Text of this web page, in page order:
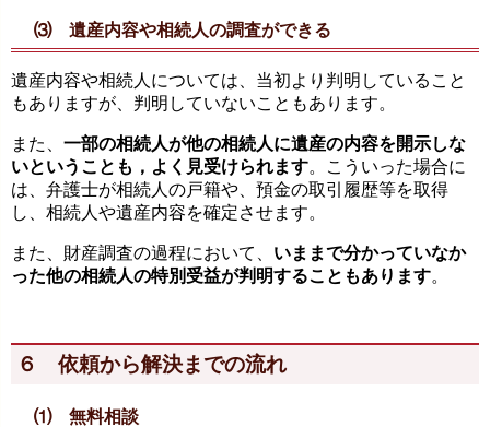
⑶ 遺産内容や相続人の調査ができる
遺産内容や相続人については、当初より判明していること
もありますが、判明していないこともあります。
また、 一部の相続人が他の相続人に遺産の内容を開示しな
いということも，よく見受けられます。こういった場合に
は、弁護士が相続人の戸籍や、預金の取引履歴等を取得
し、相続人や遺産内容を確定させます。
また、財産調査の過程において、 いままで分かっていなか
った他の相続人の特別受益が判明することもあります。
６ 依頼から解決までの流れ
⑴ 無料相談